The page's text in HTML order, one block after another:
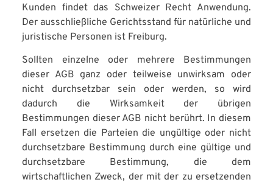
Kunden findet das Schweizer Recht Anwendung.
Der ausschließliche Gerichtsstand für natürliche und
juristische Personen ist Freiburg.
Sollten einzelne oder mehrere Bestimmungen
dieser AGB ganz oder teilweise unwirksam oder
nicht durchsetzbar sein oder werden, so wird
dadurch die Wirksamkeit der übrigen
Bestimmungen dieser AGB nicht berührt. In diesem
Fall ersetzen die Parteien die ungültige oder nicht
durchsetzbare Bestimmung durch eine gültige und
durchsetzbare Bestimmung, die dem
wirtschaftlichen Zweck, der mit der zu ersetzenden